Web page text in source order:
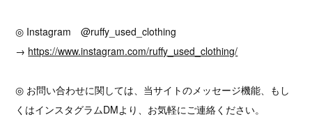
◎ Instagram @ruffy_used_clothing
→ https://www.instagram.com/ruffy_used_clothing/
◎ お問い合わせに関しては、当サイトのメッセージ機能、もし
くはインスタグラムDMより、お気軽にご連絡ください。